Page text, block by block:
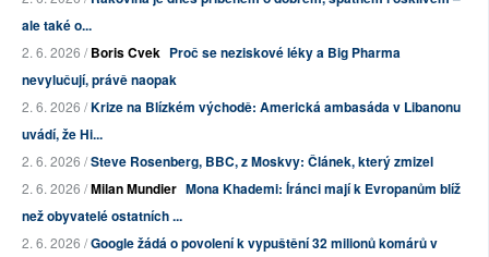
ale také o...
2. 6. 2026 /Boris Cvek Proč se neziskové léky a Big Pharma
nevylučují, právě naopak
2. 6. 2026 /Krize na Blízkém východě: Americká ambasáda v Libanonu
uvádí, že Hi...
2. 6. 2026 /Steve Rosenberg, BBC, z Moskvy: Článek, který zmizel
2. 6. 2026 /Milan Mundier Mona Khademi: Íránci mají k Evropanům blíž
než obyvatelé ostatních ...
2. 6. 2026 /Google žádá o povolení k vypuštění 32 milionů komárů v